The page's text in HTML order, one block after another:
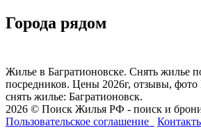
Города рядом
Жилье в Багратионовске. Снять жилье
посредников. Цены 2026г, отзывы,
снять жилье: Багратионовск.
2026 © Поиск Жилья РФ - поиск и
Пользовательское соглашение